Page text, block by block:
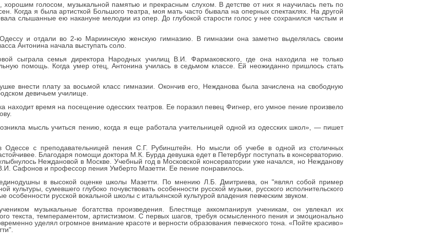
хорошим голосом, музыкальной памятью и прекрасным слухом. В детстве от них я научилась петь по
Когда я была артисткой Большого театра, моя мать часто бывала на оперных спектаклях. На другой
слышанные ею накануне мелодии из опер. До глубокой старости голос у нее сохранился чистым и
и отдали во 2-ю Мариинскую женскую гимназию. В гимназии она заметно выделялась своим
Антонина начала выступать соло.
сыграла семья директора Народных училищ В.И. Фармаковского, где она находила не только
помощь. Когда умер отец, Антонина училась в седьмом классе. Ей неожиданно пришлось стать
внести плату за восьмой класс гимназии. Окончив его, Нежданова была зачислена на свободную
девичьем училище.
находит время на посещение одесских театров. Ее поразил певец Фигнер, его умное пение произвело
мысль учиться пению, когда я еще работала учительницей одной из одесских школ», — пишет
Одессе с преподавательницей пения С.Г. Рубинштейн. Но мысли об учебе в одной из столичных
Благодаря помощи доктора М.К. Бурда девушка едет в Петербург поступать в консерваторию.
Неждановой в Москве. Учебный год в Московской консерватории уже начался, но Нежданову
Сафонов и профессор пения Умберто Мазетти. Ее пение понравилось.
в высокой оценке школы Мазетти. По мнению Л.Б. Дмитриева, он "являл собой пример
культуры, сумевшего глубоко почувствовать особенности русской музыки, русского исполнительского
особенности русской вокальной школы с итальянской культурой владения певческим звуком.
музыкальные богатства произведения. Блестяще аккомпанируя ученикам, он увлекал их
текста, темпераментом, артистизмом. С первых шагов, требуя осмысленного пения и эмоционально
уделял огромное внимание красоте и верности образования певческого тона. «Пойте красиво»